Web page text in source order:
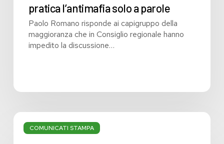
pratica l’antimafia solo a parole
Paolo Romano risponde ai capigruppo della
maggioranza che in Consiglio regionale hanno
impedito la discussione…
COMUNICATI STAMPA
Bilancio:
troppi